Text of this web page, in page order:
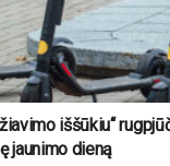
iššūkiu“
jaunimo dieną